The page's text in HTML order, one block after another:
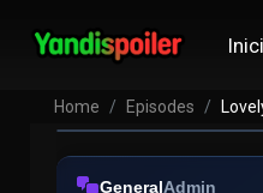
Home Episodes
GeneralAdmin